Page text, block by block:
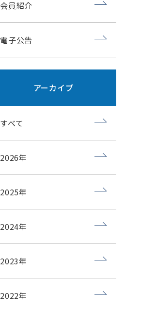
会員紹介
電子公告
アーカイブ
すべて
2026年
2025年
2024年
2023年
2022年